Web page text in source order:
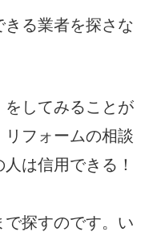
る業者を探さな
をしてみることが
フォームの相談
は信用できる！
で探すのです。い